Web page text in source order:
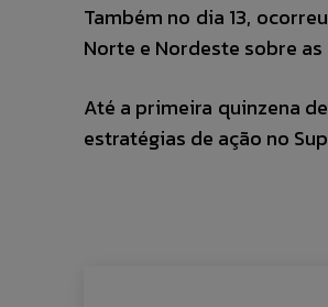
Também no dia 13,
Norte e Nordeste sobre
Até a primeira quinzena
estratégias de ação no